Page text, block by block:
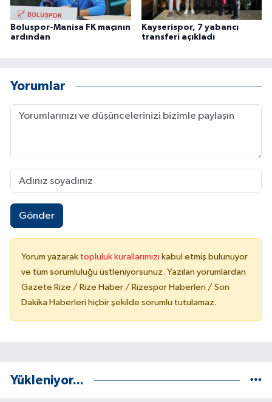
Boluspor-Manisa FK maçının
ardından
Kayserispor, 7 yabancı
transferi açıkladı
Yorumlar
Gönder
Yorum yazarak topluluk kurallarımızı kabul etmiş bulunuyor
ve tüm sorumluluğu üstleniyorsunuz. Yazılan yorumlardan
Gazete Rize / Rize Haber / Rizespor Haberleri / Son
Dakika Haberleri hiçbir şekilde sorumlu tutulamaz.
Yükleniyor...